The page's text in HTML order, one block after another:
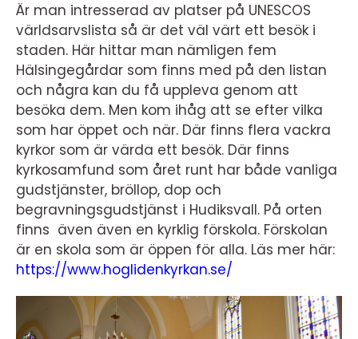
Är man intresserad av platser på UNESCOS
världsarvslista så är det väl värt ett besök i
staden. Här hittar man nämligen fem
Hälsingegårdar som finns med på den listan
och några kan du få uppleva genom att
besöka dem. Men kom ihåg att se efter vilka
som har öppet och när. Där finns flera vackra
kyrkor som är värda ett besök. Där finns
kyrkosamfund som året runt har både vanliga
gudstjänster, bröllop, dop och
begravningsgudstjänst i Hudiksvall. På orten
finns även även en kyrklig förskola. Förskolan
är en skola som är öppen för alla. Läs mer här:
https://www.hoglidenkyrkan.se/